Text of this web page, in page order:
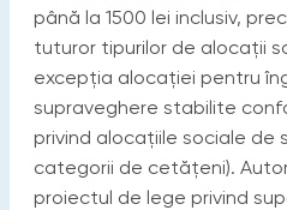
până la 1500 lei inclusiv,
tuturor tipurilor de alocații
excepția alocației pentru
supraveghere stabilite
privind alocaţiile sociale de
categorii de cetăţeni).
proiectul de lege privind